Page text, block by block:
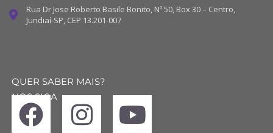
Rua Dr Jose Roberto Basile Bonito, Nº 50, Box 30 – Centro,
Jundiaí-SP, CEP 13.201-007
QUER SABER MAIS?
NOS SIGA